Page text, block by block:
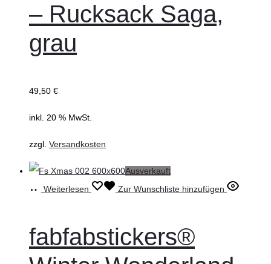
– Rucksack Saga,
grau
49,50 €
inkl. 20 % MwSt.
zzgl. Versandkosten
Ausverkauft
Weiterlesen
Zur Wunschliste hinzufügen
fabfabstickers®